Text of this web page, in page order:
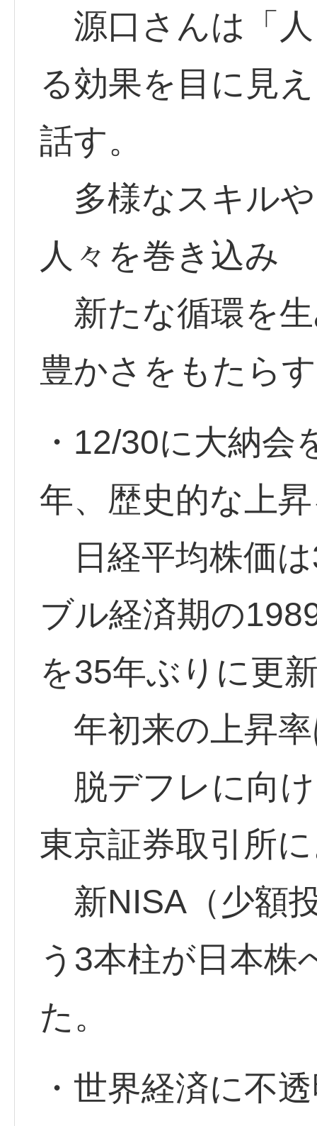
源口さんは「
る効果を目に見
話す。
多様なスキル
人々を巻き込み
新たな循環を
豊かさをもたら
・12/30に大納
年、歴史的な上
日経平均株価
ブル経済期の
を35年ぶりに更
年初来の上昇
脱デフレに向
東京証券取引所
新NISA（少額
う3本柱が日本株
た。
・世界経済に不